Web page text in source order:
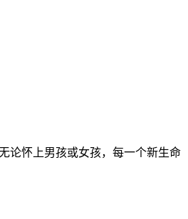
论怀上男孩或女孩，每一个新生命